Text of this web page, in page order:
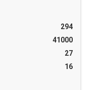
294
41000
27
16